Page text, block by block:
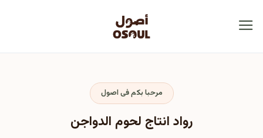
مرحبا بكم فى اصول
رواد انتاج لحوم الدواجن